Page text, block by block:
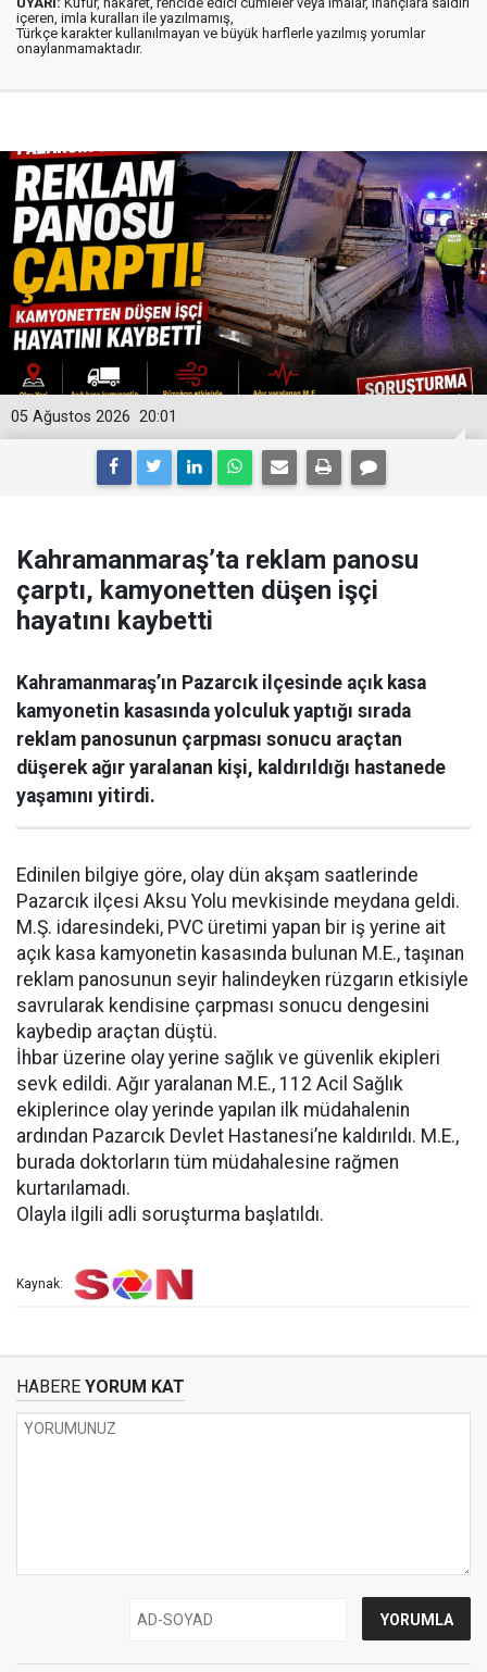
içeren, imla kuralları ile yazılmamış,
Türkçe karakter kullanılmayan ve büyük harflerle yazılmış yorumlar
onaylanmamaktadır.
20:01
05 Ağustos 2026
Kahramanmaraş’ta reklam panosu
çarptı, kamyonetten düşen işçi
hayatını kaybetti
Kahramanmaraş’ın Pazarcık ilçesinde açık kasa
kamyonetin kasasında yolculuk yaptığı sırada
reklam panosunun çarpması sonucu araçtan
düşerek ağır yaralanan kişi, kaldırıldığı hastanede
yaşamını yitirdi.
Edinilen bilgiye göre, olay dün akşam saatlerinde
Pazarcık ilçesi Aksu Yolu mevkisinde meydana geldi.
M.Ş. idaresindeki, PVC üretimi yapan bir iş yerine ait
açık kasa kamyonetin kasasında bulunan M.E., taşınan
reklam panosunun seyir halindeyken rüzgarın etkisiyle
savrularak kendisine çarpması sonucu dengesini
kaybedip araçtan düştü.
İhbar üzerine olay yerine sağlık ve güvenlik ekipleri
sevk edildi. Ağır yaralanan M.E., 112 Acil Sağlık
ekiplerince olay yerinde yapılan ilk müdahalenin
ardından Pazarcık Devlet Hastanesi’ne kaldırıldı. M.E.,
burada doktorların tüm müdahalesine rağmen
kurtarılamadı.
Olayla ilgili adli soruşturma başlatıldı.
Kaynak:
HABERE YORUM KAT